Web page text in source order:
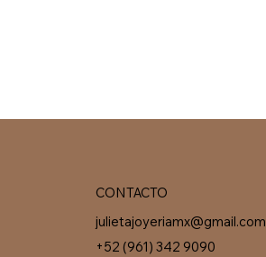
CONTACTO
julietajoyeriamx@gmail.com
+52 (961) 342 9090